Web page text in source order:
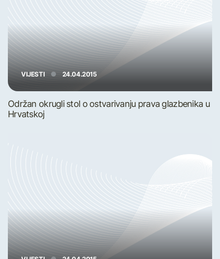
VIJESTI 24.04.2015
Održan okrugli stol o ostvarivanju prava glazbenika u
Hrvatskoj